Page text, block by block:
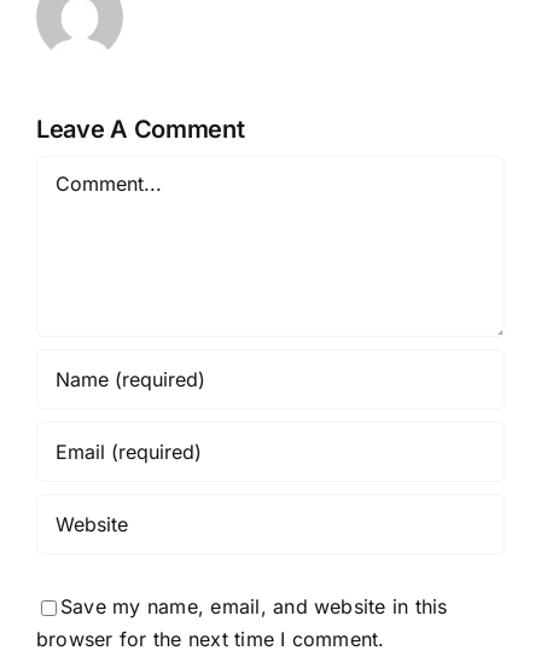
Leave A Comment
Save my name, email, and website in this
browser for the next time I comment.